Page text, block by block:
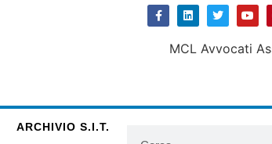
ARCHIVIO S.I.T.